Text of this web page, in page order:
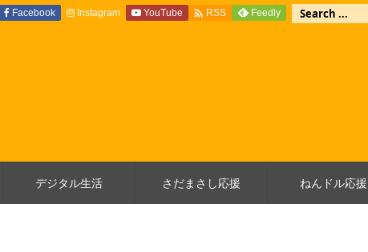
デジタル生活 さだまさし応援 ねんドル応援
Facebook Instagram YouTube  RSS Feedly